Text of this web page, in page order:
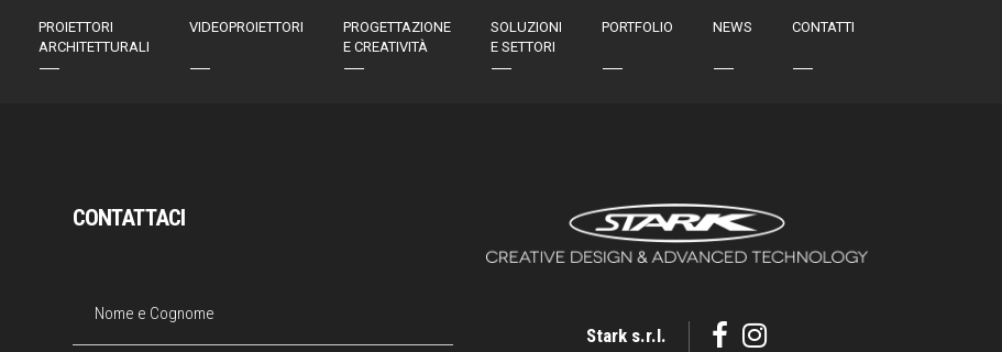
PROIETTORI
ARCHITETTURALI
VIDEOPROIETTORI
PROGETTAZIONE
E CREATIVITÀ
SOLUZIONI
E SETTORI
PORTFOLIO NEWS CONTATTI
CONTATTACI
Stark s.r.l.